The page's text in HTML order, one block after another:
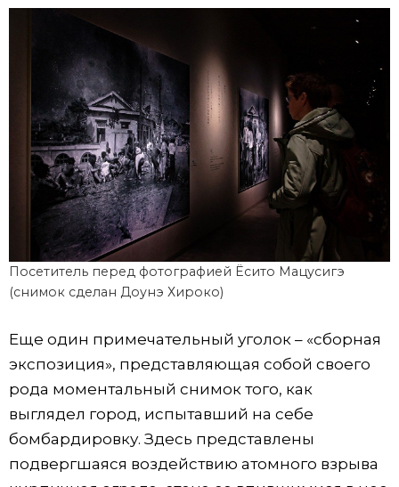
Посетитель перед фотографией Ёсито Мацусигэ
(снимок сделан Доунэ Хироко)
Еще один примечательный уголок – «сборная
экспозиция», представляющая собой своего
рода моментальный снимок того, как
выглядел город, испытавший на себе
бомбардировку. Здесь представлены
подвергшаяся воздействию атомного взрыва